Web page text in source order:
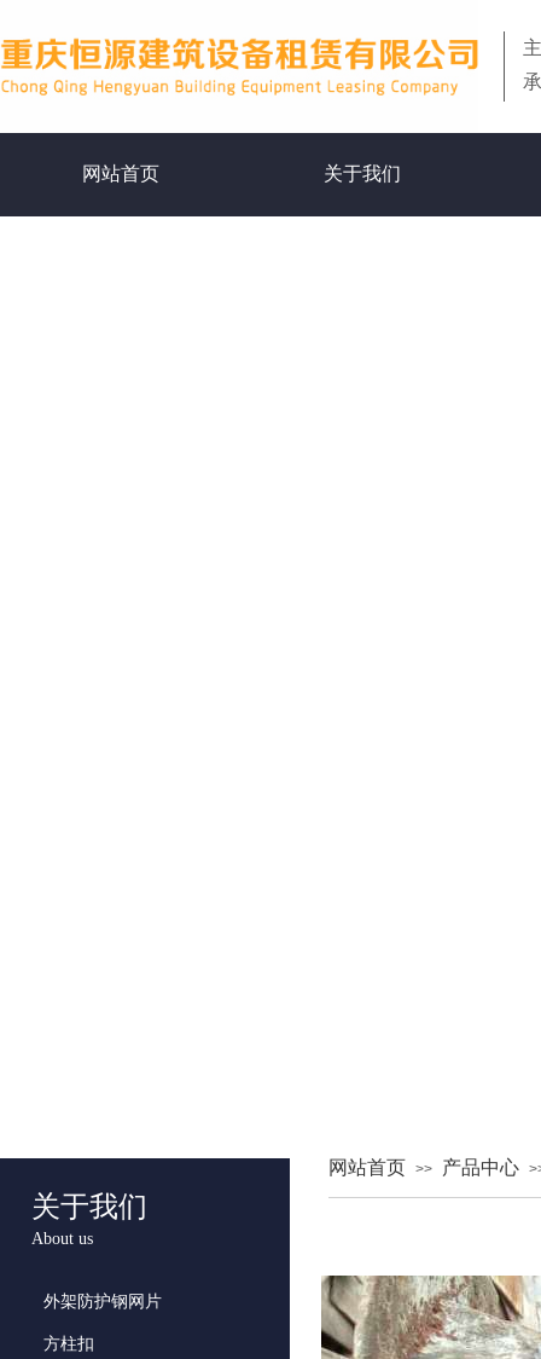
网站首页 关于我们
关于我们
About us
外架防护钢网片
方柱扣
网站首页 >> 产品中心